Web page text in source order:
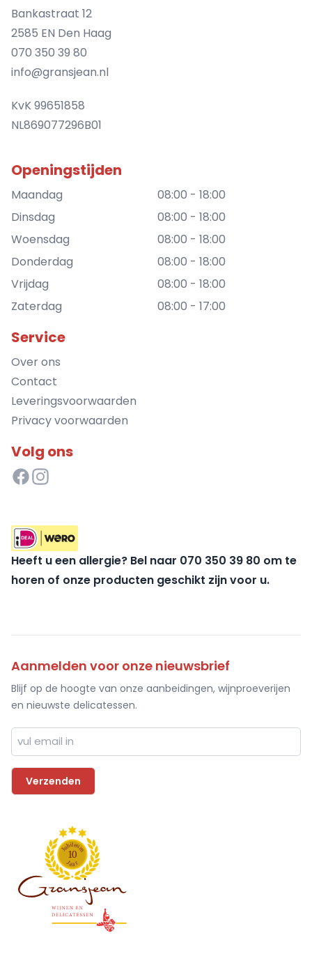
Bankastraat 12
2585 EN Den Haag
070 350 39 80
info@gransjean.nl
KvK 99651858
NL869077296B01
Openingstijden
Maandag
08:00 - 18:00
Dinsdag
08:00 - 18:00
Woensdag
08:00 - 18:00
Donderdag
08:00 - 18:00
Vrijdag
08:00 - 18:00
Zaterdag
08:00 - 17:00
Service
Over ons
Contact
Leveringsvoorwaarden
Privacy voorwaarden
Volg ons
Heeft u een allergie? Bel naar 070 350 39 80 om te
horen of onze producten geschikt zijn voor u.
Aanmelden voor onze nieuwsbrief
Blijf op de hoogte van onze aanbeidingen, wijnproeverijen
en nieuwste delicatessen.
J
ubileum
10
Jaar